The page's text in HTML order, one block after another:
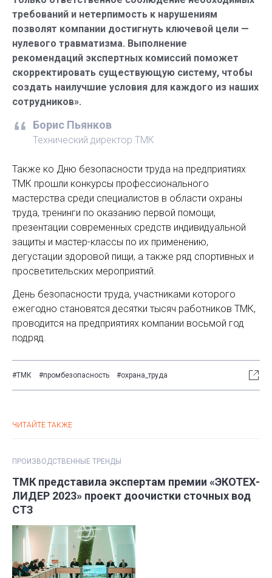
требований и нетерпимость к нарушениям
позволят компании достигнуть ключевой цели —
нулевого травматизма. Выполнение
рекомендаций экспертных комиссий поможет
скорректировать существующую систему, чтобы
создать наилучшие условия для каждого из наших
сотрудников».
Борис Пьянков
Технический директор ТМК
Также ко Дню безопасности труда на предприятиях
ТМК прошли конкурсы профессионального
мастерства среди специалистов в области охраны
труда, тренинги по оказанию первой помощи,
презентации современных средств индивидуальной
защиты и мастер-классы по их применению,
дегустации здоровой пищи, а также ряд спортивных и
просветительских мероприятий.
День безопасности труда, участниками которого
ежегодно становятся десятки тысяч работников ТМК,
проводится на предприятиях компании восьмой год
подряд.
#ТМК #промбезопасность #охрана_труда
ЧИТАЙТЕ ТАКЖЕ
ПРОИЗВОДСТВЕННЫЕ ТРЕНДЫ
ТМК представила экспертам премии «ЭКОТЕХ-
ЛИДЕР 2023» проект доочистки сточных вод
СТЗ